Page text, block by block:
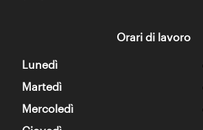
Orari di lavoro
Lunedì
Martedì
Mercoledì